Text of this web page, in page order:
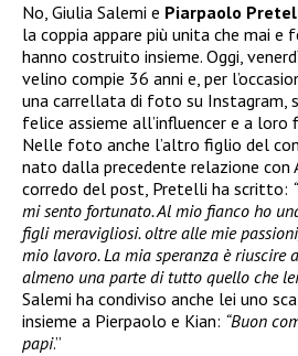
No, Giulia Salemi e Piarpaolo
la coppia appare più unita che mai e
hanno costruito insieme. Oggi,
velino compie 36 anni e, per
una carrellata di foto su Instagram,
felice assieme all’influencer e a loro
Nelle foto anche l’altro figlio del
nato dalla precedente relazione con
corredo del post, Pretelli ha scritto:
mi sento fortunato. Al mio fianco ho
figli meravigliosi. oltre alle mie
mio lavoro. La mia speranza è riuscire
almeno una parte di tutto quello che
Salemi ha condiviso anche lei uno
insieme a Pierpaolo e Kian: “Buon
papi.”